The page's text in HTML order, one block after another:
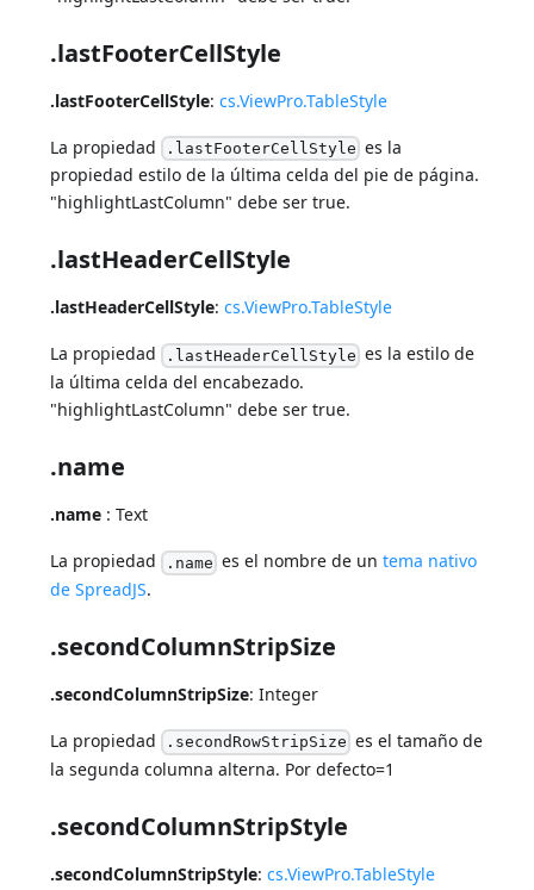
.lastFooterCellStyle
.lastFooterCellStyle:cs.ViewPro.TableStyle
La propiedad .lastFooterCellStyle es la
propiedad estilo de la última celda del pie de página.
"highlightLastColumn" debe ser true.
.lastHeaderCellStyle
.lastHeaderCellStyle:cs.ViewPro.TableStyle
La propiedad .lastHeaderCellStyle es la estilo de
la última celda del encabezado.
"highlightLastColumn" debe ser true.
.name
.name : Text
La propiedad .name es el nombre de un tema nativo
de SpreadJS.
.secondColumnStripSize
.secondColumnStripSize: Integer
La propiedad .secondRowStripSize es el tamaño de
la segunda columna alterna. Por defecto=1
.secondColumnStripStyle
.secondColumnStripStyle:cs.ViewPro.TableStyle